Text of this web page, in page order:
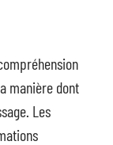
manière dont
Les